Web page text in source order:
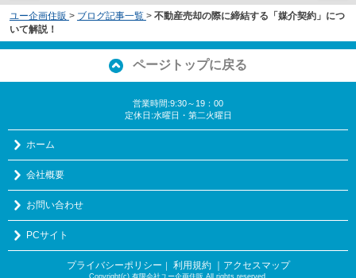
ユー企画住販 > ブログ記事一覧 > 不動産売却の際に締結する「媒介契約」につ
いて解説！
ページトップに戻る
営業時間:9:30～19：00
定休日:水曜日・第二火曜日
ホーム
会社概要
お問い合わせ
PCサイト
プライバシーポリシー 利用規約 ｜アクセスマップ